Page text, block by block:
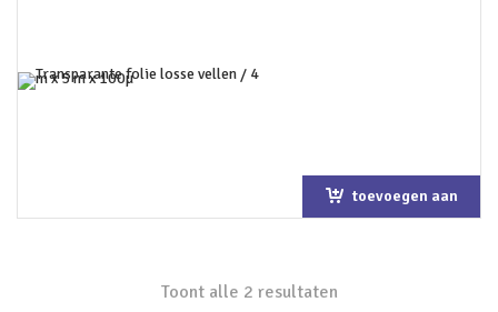
toevoegen aan
Toont alle 2 resultaten